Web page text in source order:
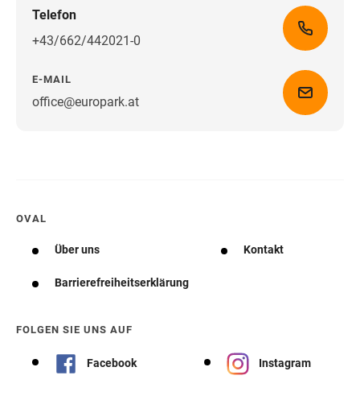
Telefon
+43/662/442021-0
E-MAIL
office@europark.atWegbeschreibung erhalten
OVAL
Über uns Kontakt
Barrierefreiheitserklärung
FOLGEN SIE UNS AUF
Facebook Instagram